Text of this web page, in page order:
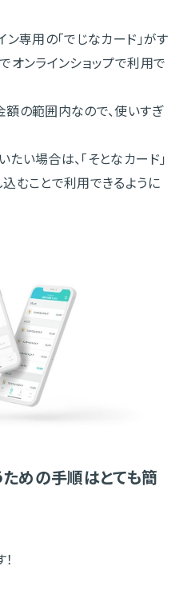
ン専用の「でじなカード」がす
オンラインショップで利用で
の範囲内なので、使いすぎ
い場合は、「そとなカード」
むことで利用できるように
めの手順はとても簡